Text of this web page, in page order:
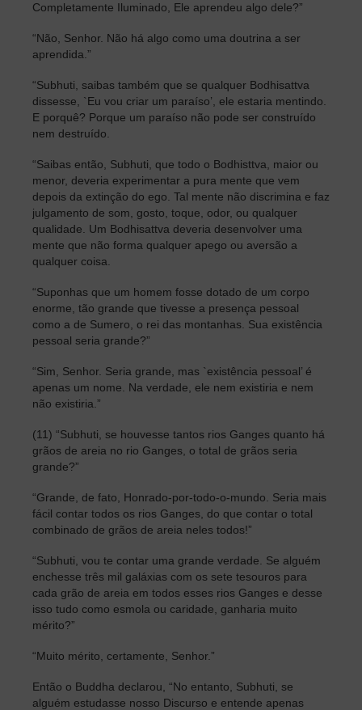
Completamente Iluminado, Ele aprendeu algo dele?”
“Não, Senhor. Não há algo como uma doutrina a ser
aprendida.”
“Subhuti, saibas também que se qualquer Bodhisattva
dissesse, `Eu vou criar um paraíso’, ele estaria mentindo.
E porquê? Porque um paraíso não pode ser construído
nem destruído.
“Saibas então, Subhuti, que todo o Bodhisttva, maior ou
menor, deveria experimentar a pura mente que vem
depois da extinção do ego. Tal mente não discrimina e faz
julgamento de som, gosto, toque, odor, ou qualquer
qualidade. Um Bodhisattva deveria desenvolver uma
mente que não forma qualquer apego ou aversão a
qualquer coisa.
“Suponhas que um homem fosse dotado de um corpo
enorme, tão grande que tivesse a presença pessoal
como a de Sumero, o rei das montanhas. Sua existência
pessoal seria grande?”
“Sim, Senhor. Seria grande, mas `existência pessoal’ é
apenas um nome. Na verdade, ele nem existiria e nem
não existiria.”
(11) “Subhuti, se houvesse tantos rios Ganges quanto há
grãos de areia no rio Ganges, o total de grãos seria
grande?”
“Grande, de fato, Honrado-por-todo-o-mundo. Seria mais
fácil contar todos os rios Ganges, do que contar o total
combinado de grãos de areia neles todos!”
“Subhuti, vou te contar uma grande verdade. Se alguém
enchesse três mil galáxias com os sete tesouros para
cada grão de areia em todos esses rios Ganges e desse
isso tudo como esmola ou caridade, ganharia muito
mérito?”
“Muito mérito, certamente, Senhor.”
Então o Buddha declarou, “No entanto, Subhuti, se
alguém estudasse nosso Discurso e entende apenas